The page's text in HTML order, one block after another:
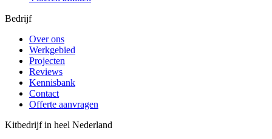
Bedrijf
Over ons
Werkgebied
Projecten
Reviews
Kennisbank
Contact
Offerte aanvragen
Kitbedrijf in heel Nederland